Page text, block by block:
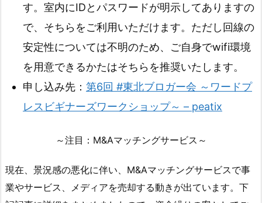
す。室内にIDとパスワードが明示してありますの
で、そちらをご利用いただけます。ただし回線の
安定性については不明のため、ご自身でwifi環境
を用意できるかたはそちらを推奨いたします。
申し込み先： 第6回 #東北ブロガー会 ～ワードプ
レスビギナーズワークショップ～ – peatix
～注目：M&Aマッチングサービス～
現在、景況感の悪化に伴い、M&Aマッチングサービスで事
業やサービス、メディアを売却する動きが出ています。下